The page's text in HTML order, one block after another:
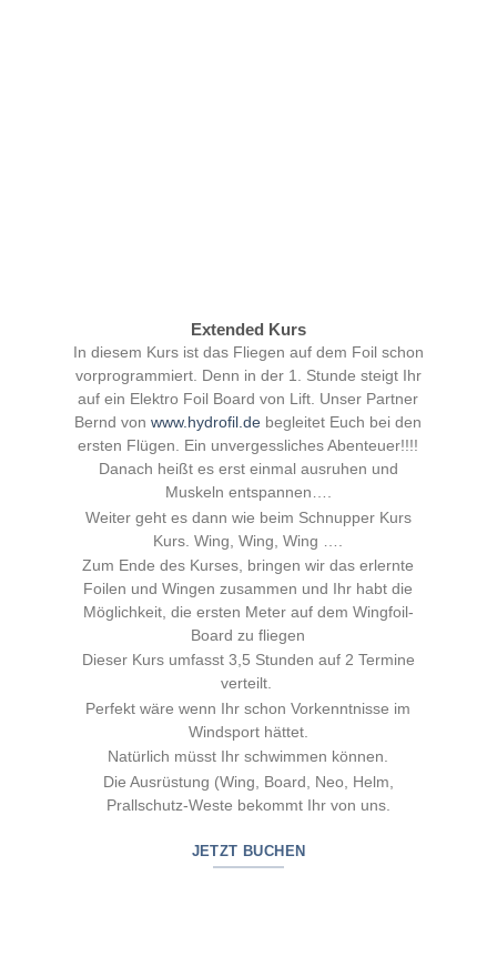
Extended Kurs
In diesem Kurs ist das Fliegen auf dem Foil schon
vorprogrammiert. Denn in der 1. Stunde steigt Ihr
auf ein Elektro Foil Board von Lift. Unser Partner
Bernd vonwww.hydrofil.de begleitet Euch bei den
ersten Flügen. Ein unvergessliches Abenteuer!!!!
Danach heißt es erst einmal ausruhen und
Muskeln entspannen….
Weiter geht es dann wie beim Schnupper Kurs
Kurs. Wing, Wing, Wing ….
Zum Ende des Kurses, bringen wir das erlernte
Foilen und Wingen zusammen und Ihr habt die
Möglichkeit, die ersten Meter auf dem Wingfoil-
Board zu fliegen
Dieser Kurs umfasst 3,5 Stunden auf 2 Termine
verteilt.
Perfekt wäre wenn Ihr schon Vorkenntnisse im
Windsport hättet.
Natürlich müsst Ihr schwimmen können.
Die Ausrüstung (Wing, Board, Neo, Helm,
Prallschutz-Weste bekommt Ihr von uns.
JETZT BUCHEN